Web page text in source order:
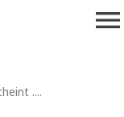
....
menu